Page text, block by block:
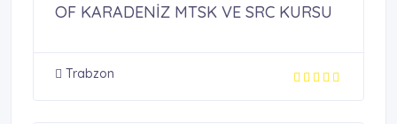
OF KARADENİZ MTSK VE SRC KURSU
Trabzon